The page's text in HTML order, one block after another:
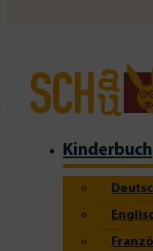
Kinderbuch